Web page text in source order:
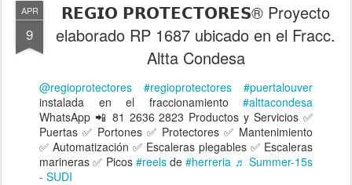
APR
9
𝗥𝗘𝗚𝗜𝗢 𝗣𝗥𝗢𝗧𝗘𝗖𝗧𝗢𝗥𝗘𝗦® Proyecto
elaborado RP 1687 ubicado en el Fracc.
Altta Condesa
@regioprotectores #regioprotectores
#puertalouver
instalada en el fraccionamiento #alttacondesa
WhatsApp 📲 81 2636 2823 Productos y Servicios ✅
Puertas ✅ Portones ✅ Protectores ✅ Mantenimiento
✅ Automatización ✅ Escaleras plegables ✅ Escaleras
marineras ✅ Picos #reelsde#herreria ♬ Summer-15s
- SUDI